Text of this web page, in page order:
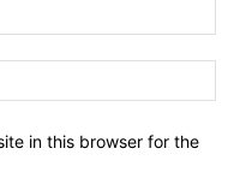
in this browser for the